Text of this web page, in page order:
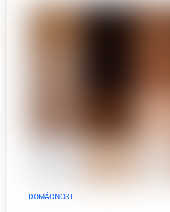
DOMÁCNOST